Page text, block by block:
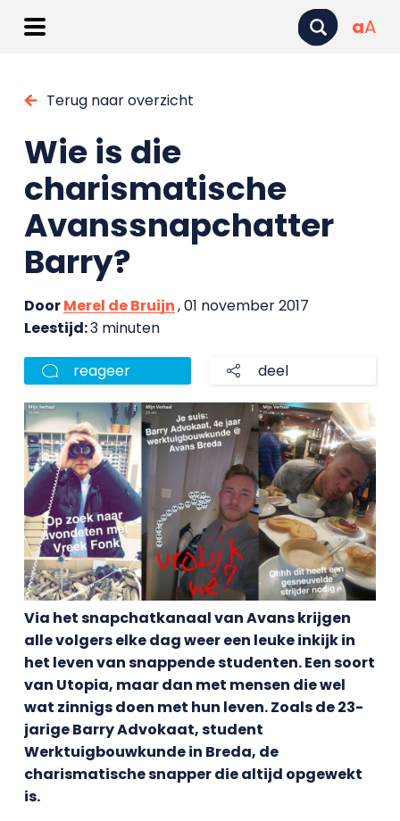
aA
Terug naar overzicht
Wie is die
charismatische
Avanssnapchatter
Barry?
DoorMerel de Bruijn, 01 november 2017
Leestijd:3 minuten
reageer deel
Via het snapchatkanaal van Avans krijgen
alle volgers elke dag weer een leuke inkijk in
het leven van snappende studenten. Een soort
van Utopia, maar dan met mensen die wel
wat zinnigs doen met hun leven. Zoals de 23-
jarige Barry Advokaat, student
Werktuigbouwkunde in Breda, de
charismatische snapper die altijd opgewekt
is.